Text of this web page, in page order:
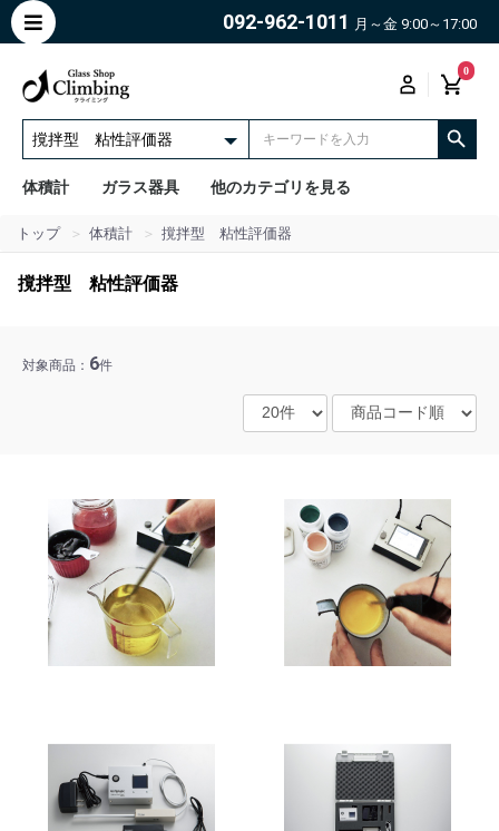
092-962-1011 月～金 9:00～17:00
0
体積計 ガラス器具 他のカテゴリを見る
トップ 体積計 撹拌型 粘性評価器
撹拌型 粘性評価器
対象商品： 6件